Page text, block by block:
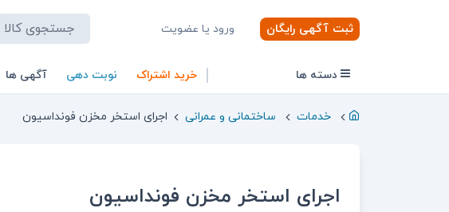
ثبت آگهی رایگان ورود یا عضویت
دسته ها خرید اشتراک نوبت دهی آگهی ها
خدمات ساختمانی و عمرانی اجرای استخر مخزن فونداسیون
اجرای استخر مخزن فونداسیون